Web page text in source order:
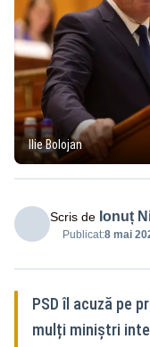
Ilie Bolojan
Scris de Ionuț
Publicat:8 mai
PSD îl acuză pe
mulți miniștri